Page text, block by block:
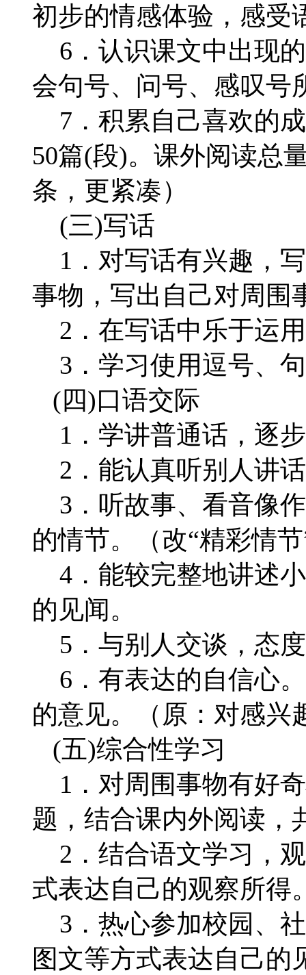
初步的情感体验，感受
6．认识课文中出现
会句号、问号、感叹号
7．积累自己喜欢的
50篇(段)。课外阅读总
条，更紧凑）
(三)写话
1．对写话有兴趣，
事物，写出自己对周围
2．在写话中乐于运
3．学习使用逗号、
(四)口语交际
1．学讲普通话，逐
2．能认真听别人讲
3．听故事、看音像
的情节。（改“精彩情
4．能较完整地讲述
的见闻。
5．与别人交谈，态
6．有表达的自信心
的意见。（原：对感兴
(五)综合性学习
1．对周围事物有好
题，结合课内外阅读，
2．结合语文学习，
式表达自己的观察所得
3．热心参加校园、
图文等方式表达自己的